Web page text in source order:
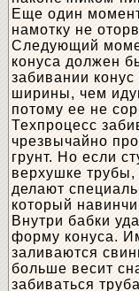
Еще один
намотку не
Следующий
конуса должен
забивании
ширины, чем
потому ее не
Техпроцесс
чрезвычайно
грунт. Но если
верхушке
делают
который
Внутри бабки
форму конуса.
заливаются
больше весит
забиваться